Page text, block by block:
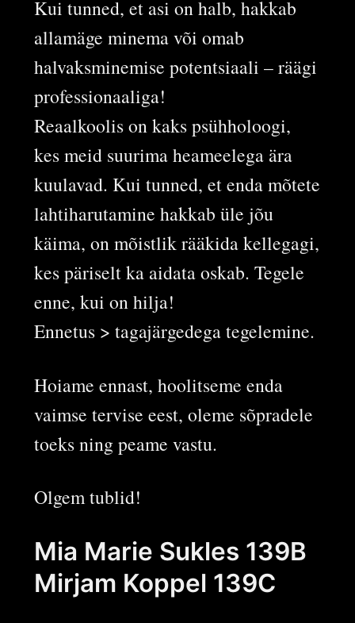
Kui tunned, et asi on halb, hakkab
allamäge minema või omab
halvaksminemise potentsiaali – räägi
professionaaliga!
Reaalkoolis on kaks psühholoogi,
kes meid suurima heameelega ära
kuulavad. Kui tunned, et enda mõtete
lahtiharutamine hakkab üle jõu
käima, on mõistlik rääkida kellegagi,
kes päriselt ka aidata oskab. Tegele
enne, kui on hilja!
Ennetus > tagajärgedega tegelemine.
Hoiame ennast, hoolitseme enda
vaimse tervise eest, oleme sõpradele
toeks ning peame vastu.
Olgem tublid!
Mia Marie Sukles 139B
Mirjam Koppel 139C